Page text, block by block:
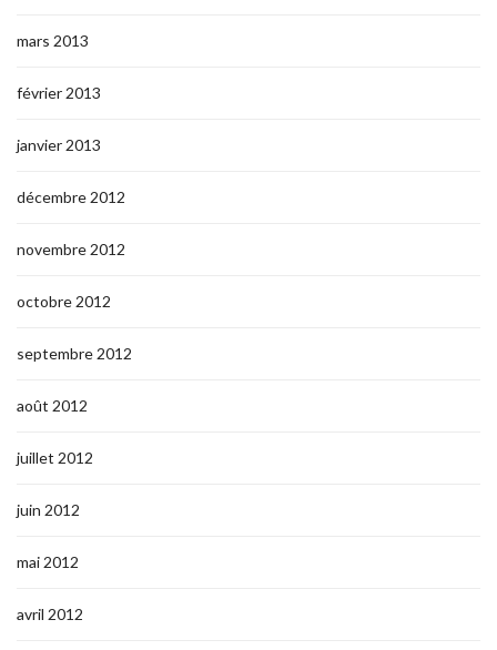
mars 2013
février 2013
janvier 2013
décembre 2012
novembre 2012
octobre 2012
septembre 2012
août 2012
juillet 2012
juin 2012
mai 2012
avril 2012